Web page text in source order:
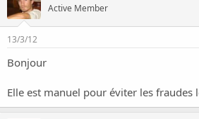
Active Member
13/3/12
Bonjour
Elle est manuel pour éviter les fraudes